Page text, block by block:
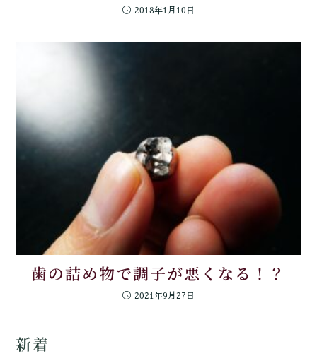
2018年1月10日
歯の詰め物で調子が悪くなる！？
2021年9月27日
新着